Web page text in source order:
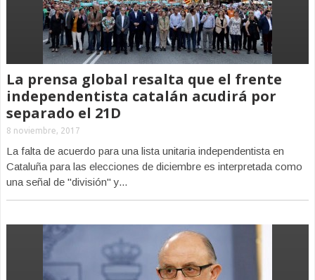
La prensa global resalta que el frente
independentista catalán acudirá por
separado el 21D
8 noviembre, 2017
La falta de acuerdo para una lista unitaria independentista en
Cataluña para las elecciones de diciembre es interpretada como
una señal de "división" y...